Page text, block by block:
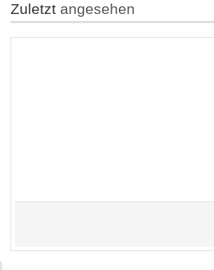
Zuletzt angesehen